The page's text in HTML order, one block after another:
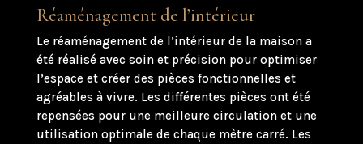
Réaménagement de l’intérieur
Le réaménagement de l’intérieur de la maison a
été réalisé avec soin et précision pour optimiser
l’espace et créer des pièces fonctionnelles et
agréables à vivre. Les différentes pièces ont été
repensées pour une meilleure circulation et une
utilisation optimale de chaque mètre carré. Les